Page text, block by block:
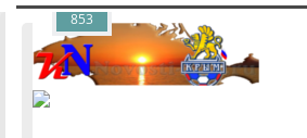
853